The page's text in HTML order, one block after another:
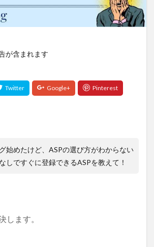
が含まれます
始めたけど、ASPの選び方がわからない
しですぐに登録できるASPを教えて！
します。